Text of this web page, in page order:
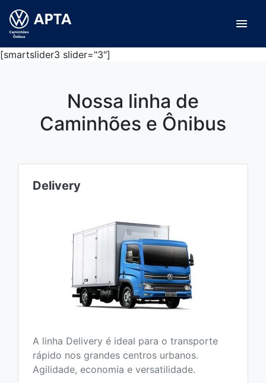
menu
[smartslider3 slider="3"]
Nossa linha de
Caminhões e Ônibus
Delivery
A linha Delivery é ideal para o transporte
rápido nos grandes centros urbanos.
Agilidade, economia e versatilidade.